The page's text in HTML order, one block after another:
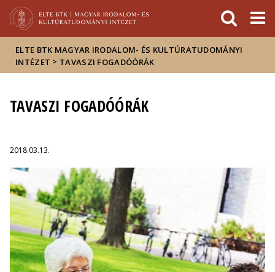
Hírek
Események
ELTE a
sajtóban
ELTE BTK MAGYAR IRODALOM- ÉS KULTÚRATUDOMÁNYI
INTÉZET > TAVASZI FOGADÓÓRÁK
TAVASZI FOGADÓÓRÁK
2018.03.13.